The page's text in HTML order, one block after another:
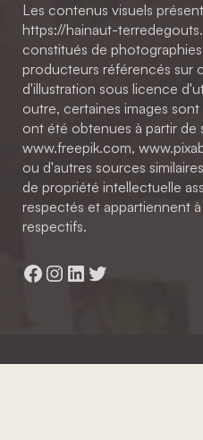
Les contenus visuels
https://hainaut-
constitués de
producteurs référencés sur
d'illustration sous licence
outre, certaines images
ont été obtenues à partir de
www.freepik.com,
ou d'autres sources
de propriété intellectuelle
respectés et appartiennent
respectifs.
Facebook
Instagram
LinkedIn
Twitter